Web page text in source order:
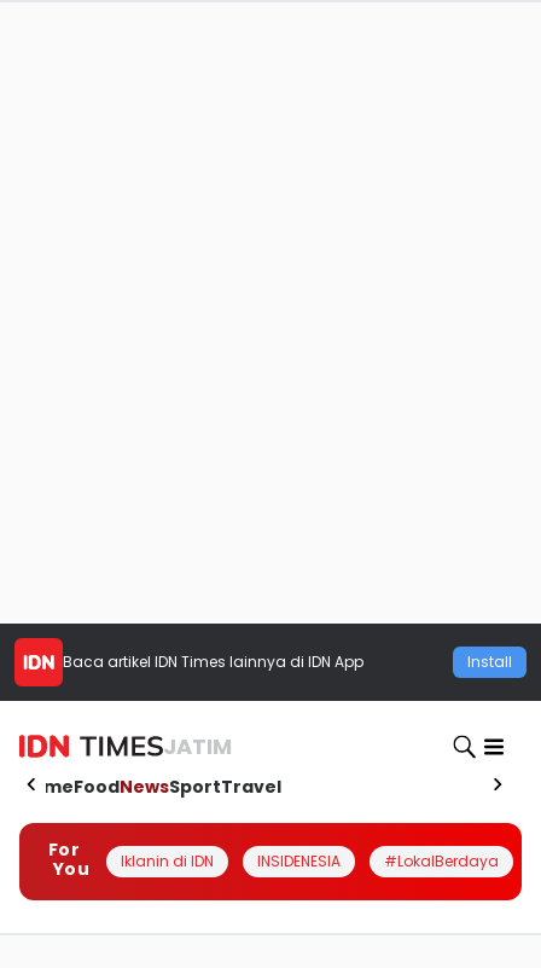
Baca artikel IDN Times lainnya di IDN App Install
JATIM
HomeFoodNewsSportTravel
For
You
Iklanin di IDN INSIDENESIA #LokalBerdaya